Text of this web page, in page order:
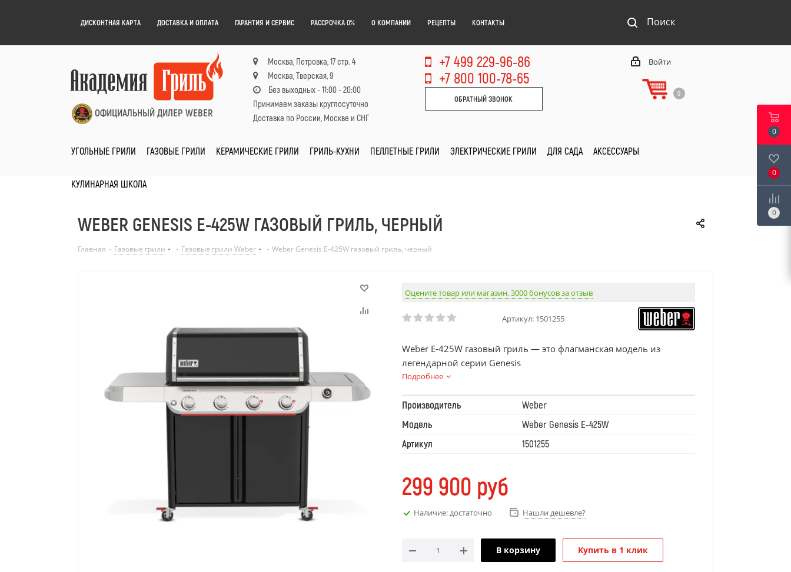
ДИСКОНТНАЯ КАРТА ДОСТАВКА И ОПЛАТА ГАРАНТИЯ И СЕРВИС РАССРОЧКА 0% О КОМПАНИИ РЕЦЕПТЫ КОНТАКТЫ Поиск
ОФИЦИАЛЬНЫЙ ДИЛЕР WEBER
Москва, Петровка, 17 стр. 4
Москва, Тверская, 9
Без выходных - 11:00 - 20:00
Принимаем заказы круглосуточно
Доставка по России, Москве и СНГ
+7 499 229-96-86
+7 800 100-78-65
ОБРАТНЫЙ ЗВОНОК
Войти
0
УГОЛЬНЫЕ ГРИЛИ ГАЗОВЫЕ ГРИЛИ КЕРАМИЧЕСКИЕ ГРИЛИ ГРИЛЬ-КУХНИ ПЕЛЛЕТНЫЕ ГРИЛИ ЭЛЕКТРИЧЕСКИЕ ГРИЛИ ДЛЯ САДА АКСЕССУАРЫ
КУЛИНАРНАЯ ШКОЛА
WEBER GENESIS E-425W ГАЗОВЫЙ ГРИЛЬ, ЧЕРНЫЙ
Главная - Газовые грили - Газовые грили Weber - Weber Genesis E-425W газовый гриль, черный
Оцените товар или магазин. 3000 бонусов за отзыв
Артикул: 1501255
Weber E-425W газовый гриль — это флагманская модель из
легендарной серии Genesis
Подробнее
Производитель
Weber
Модель
Weber Genesis E-425W
Артикул
1501255
299 900 руб
Наличие: достаточно Нашли дешевле?
В корзину Купить в 1 клик
0
0
0